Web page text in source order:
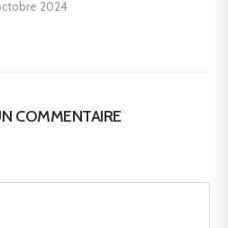
2024
COMMENTAIRE